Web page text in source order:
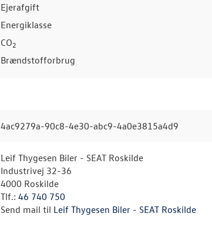
Ejerafgift
Energiklasse
CO2
Brændstofforbrug
4ac9279a-90c8-4e30-abc9-4a0e3815a4d9
Leif Thygesen Biler - SEAT Roskilde
Industrivej 32-36
4000 Roskilde
Tlf.: 46 740 750
Send mail til Leif Thygesen Biler - SEAT Roskilde